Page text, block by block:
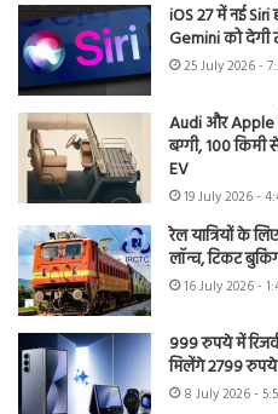
iOS 27 में नई Siri
Gemini को देगी
25 July 2026 -
Audi और Apple के
बग्गी, 100
EV
19 July 2026 -
रेल यात्रियों के
लॉन्च, टिकट
16 July 2026 -
999 रुपये में
मिलेंगे 2799
8 July 2026 -